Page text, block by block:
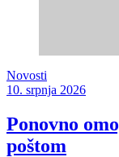
Novosti
10. srpnja 2026
Ponovno
poštom